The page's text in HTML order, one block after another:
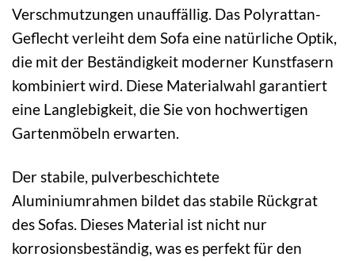
Verschmutzungen unauffällig. Das Polyrattan-
Geflecht verleiht dem Sofa eine natürliche Optik,
die mit der Beständigkeit moderner Kunstfasern
kombiniert wird. Diese Materialwahl garantiert
eine Langlebigkeit, die Sie von hochwertigen
Gartenmöbeln erwarten.
Der stabile, pulverbeschichtete
Aluminiumrahmen bildet das stabile Rückgrat
des Sofas. Dieses Material ist nicht nur
korrosionsbeständig, was es perfekt für den